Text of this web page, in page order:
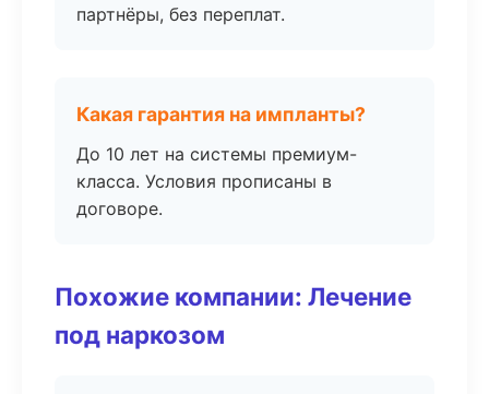
партнёры, без переплат.
Какая гарантия на импланты?
До 10 лет на системы премиум-
класса. Условия прописаны в
договоре.
Похожие компании: Лечение
под наркозом